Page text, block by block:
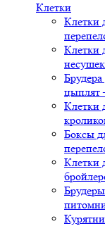
Клетки
Клетки
Клетки
несушек
Брудера
цыплят
Клетки
Боксы
Клетки